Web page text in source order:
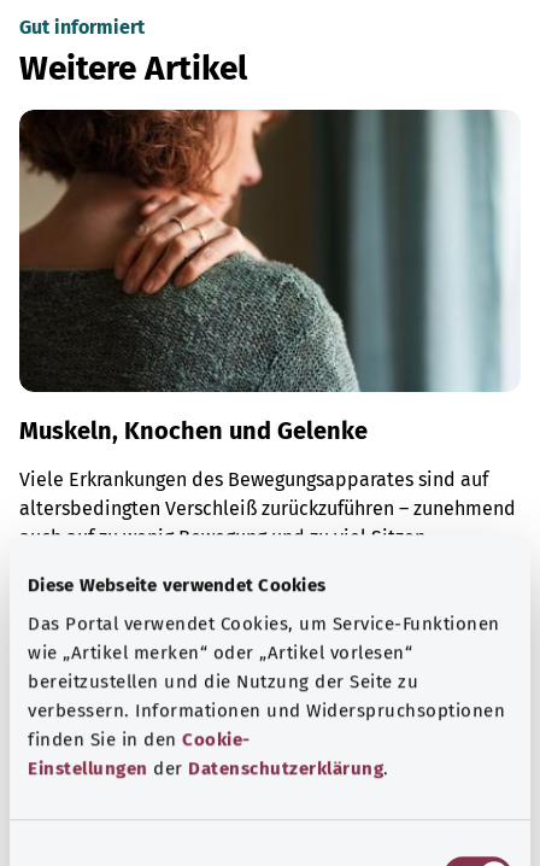
Diese Webseite verwendet Cookies
Das Portal verwendet Cookies, um Service-Funktionen
wie „Artikel merken“ oder „Artikel vorlesen“
bereitzustellen und die Nutzung der Seite zu
verbessern. Informationen und Widerspruchsoptionen
finden Sie in den Cookie-
Einstellungen der Datenschutzerklärung.
Gut informiert
Weitere Artikel
Muskeln, Knochen und Gelenke
Viele Erkrankungen des Bewegungsapparates sind auf
altersbedingten Verschleiß zurückzuführen – zunehmend
auch auf zu wenig Bewegung und zu viel Sitzen.
Mehr erfahren